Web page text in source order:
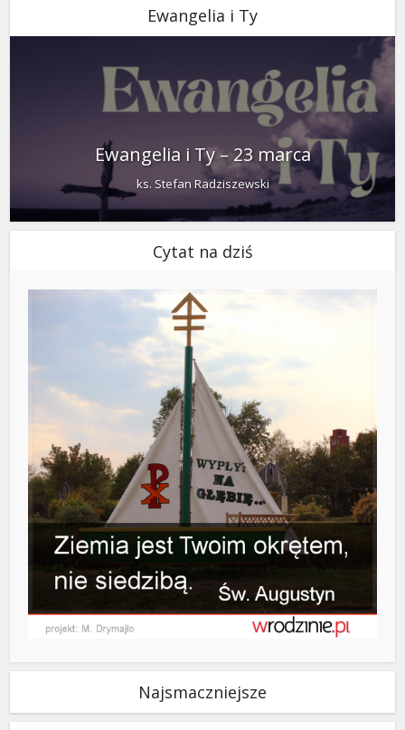
Ewangelia i Ty
Ewangelia i Ty – 23 marca
ks. Stefan Radziszewski
Cytat na dziś
Najsmaczniejsze